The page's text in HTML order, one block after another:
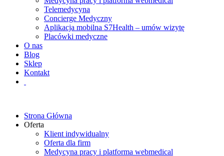
Telemedycyna
Concierge Medyczny
Aplikacja mobilna S7Health – umów wizytę
Placówki medyczne
O nas
Blog
Sklep
Kontakt
Strona Główna
Oferta
Klient indywidualny
Oferta dla firm
Medycyna pracy i platforma webmedical